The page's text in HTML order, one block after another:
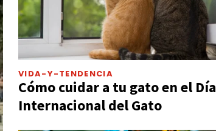
VIDA-Y-TENDENCIA
Cómo cuidar a tu gato en el Día
Internacional del Gato